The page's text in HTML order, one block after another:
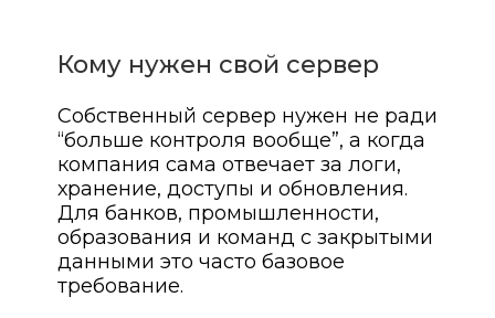
Кому нужен свой сервер
Собственный сервер нужен не ради
“больше контроля вообще”, а когда
компания сама отвечает за логи,
хранение, доступы и обновления.
Для банков, промышленности,
образования и команд с закрытыми
данными это часто базовое
требование.